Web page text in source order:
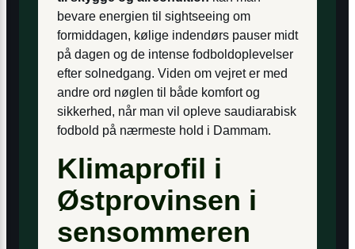
bevare energien til sightseeing om
formiddagen, kølige indendørs pauser midt
på dagen og de intense fodboldoplevelser
efter solnedgang. Viden om vejret er med
andre ord nøglen til både komfort og
sikkerhed, når man vil opleve saudiarabisk
fodbold på nærmeste hold i Dammam.
Klimaprofil i
Østprovinsen i
sensommeren